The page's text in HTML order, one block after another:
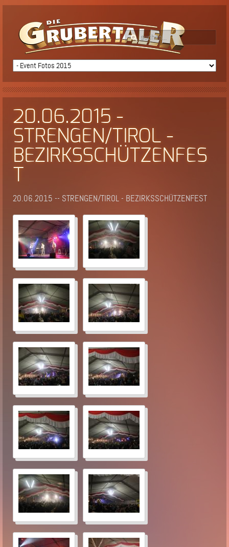
20.06.2015 -
STRENGEN/TIROL -
BEZIRKSSCHÜTZENFES
20.06.2015 -- STRENGEN/TIROL - BEZIRKSSCHÜTZENFEST